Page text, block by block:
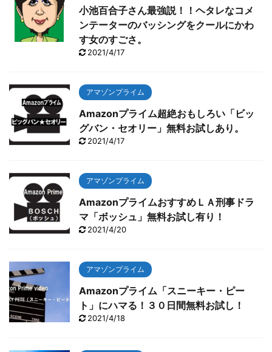
小池百合子さん最強説！！ヘタレなコメ
ンテーターのバッシングをクールにかわ
す女のすごさ。
2021/4/17
アマゾンプライム
Amazonプライム超絶おもしろい「ビッ
グバン・セオリー」無料お試しあり。
2021/4/17
アマゾンプライム
AmazonプライムおすすめＬＡ刑事ドラ
マ「ボッシュ」無料お試し有り！
2021/4/20
アマゾンプライム
Amazonプライム「スニーキー・ピー
ト」にハマる！３０日間無料お試し！
2021/4/18